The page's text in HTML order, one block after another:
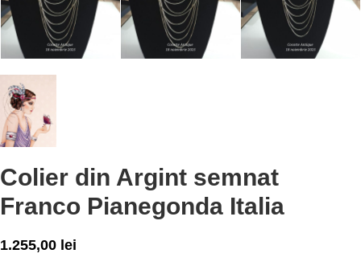
Colier din Argint semnat
Franco Pianegonda Italia
1.255,00 lei